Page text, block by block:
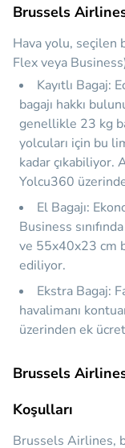
Brussels
Hava yolu, seçilen
Flex veya
Kayıtlı Bagaj:
bagajı hakkı
genellikle 23 kg
yolcuları için bu
kadar çıkabiliyor.
Yolcu360
El Bagajı:
Business
ve 55x40x23 cm
ediliyor.
Ekstra Bagaj:
havalimanı
üzerinden ek
Brussels
Koşulları
Brussels Airlines,